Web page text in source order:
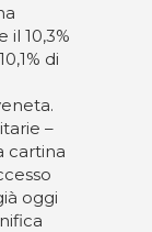
il 10,3%
di
–
cartina
oggi